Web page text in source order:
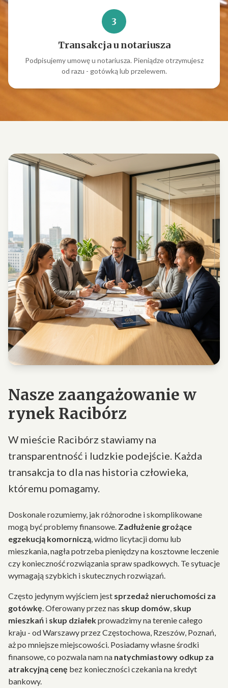
3
Transakcja u notariusza
Podpisujemy umowę u notariusza. Pieniądze otrzymujesz
od razu - gotówką lub przelewem.
Nasze zaangażowanie w
rynek Racibórz
W mieście Racibórz stawiamy na
transparentność i ludzkie podejście. Każda
transakcja to dla nas historia człowieka,
któremu pomagamy.
Doskonale rozumiemy, jak różnorodne i skomplikowane
mogą być problemy finansowe. Zadłużenie grożące
egzekucją komorniczą, widmo licytacji domu lub
mieszkania, nagła potrzeba pieniędzy na kosztowne leczenie
czy konieczność rozwiązania spraw spadkowych. Te sytuacje
wymagają szybkich i skutecznych rozwiązań.
Często jedynym wyjściem jest sprzedaż nieruchomości za
gotówkę. Oferowany przez nas skup domów, skup
mieszkań i skup działekprowadzimy na terenie całego
kraju - od Warszawy przez Częstochowa, Rzeszów, Poznań,
aż po mniejsze miejscowości. Posiadamy własne środki
finansowe, co pozwala nam na natychmiastowy odkup za
atrakcyjną cenę bez konieczności czekania na kredyt
bankowy.